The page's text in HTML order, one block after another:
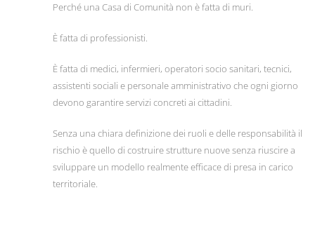
Perché una Casa di Comunità non è fatta di muri.
È fatta di professionisti.
È fatta di medici, infermieri, operatori socio sanitari, tecnici,
assistenti sociali e personale amministrativo che ogni giorno
devono garantire servizi concreti ai cittadini.
Senza una chiara definizione dei ruoli e delle responsabilità il
rischio è quello di costruire strutture nuove senza riuscire a
sviluppare un modello realmente efficace di presa in carico
territoriale.